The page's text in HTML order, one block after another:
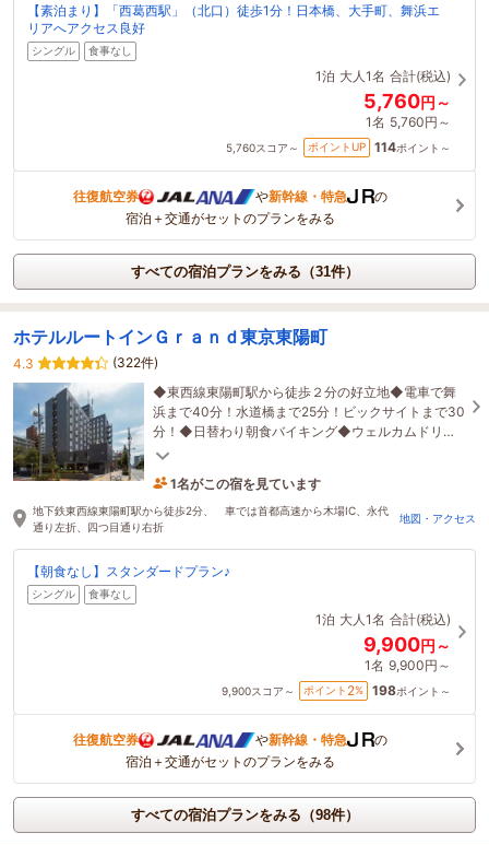
【素泊まり】「西葛西駅」（北口）徒歩1分！日本橋、大手町、舞浜エ
リアへアクセス良好
シングル 食事なし
1泊 大人1名 合計(税込)
5,760円～
1名 5,760円～
5,760スコア～ ポイントUP 114ポイント～
往復航空券 や新幹線・特急
の
宿泊＋交通がセットのプランをみる
すべての宿泊プランをみる（31件）
ホテルルートインＧｒａｎｄ東京東陽町
4.3
(322件)
◆東西線東陽町駅から徒歩２分の好立地◆電車で舞
浜まで40分！水道橋まで25分！ビックサイトまで30
分！◆日替わり朝食バイキング◆ウェルカムドリン
ク◆大浴場でゆったりと26時までおくつろぎいただ
3時間前に予約されました
地下鉄東西線東陽町駅から徒歩2分、 車では首都高速から木場IC、永代
通り左折、四つ目通り右折
地図・アクセス
【朝食なし】スタンダードプラン♪
シングル 食事なし
1泊 大人1名 合計(税込)
9,900円～
1名 9,900円～
9,900スコア～ ポイント 2% 198ポイント～
往復航空券 や新幹線・特急
の
宿泊＋交通がセットのプランをみる
すべての宿泊プランをみる（98件）